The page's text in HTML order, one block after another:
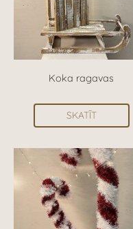
Koka ragavas
SKATĪT